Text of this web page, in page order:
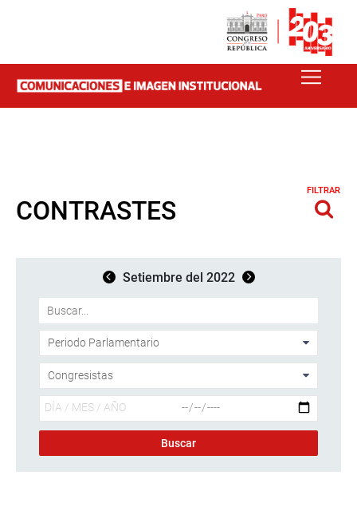
CONTRASTES
FILTRAR
Setiembre del 2022